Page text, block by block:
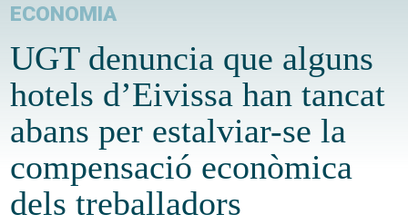
ECONOMIA
UGT denuncia que alguns
hotels d’Eivissa han tancat
abans per estalviar-se la
compensació econòmica
dels treballadors